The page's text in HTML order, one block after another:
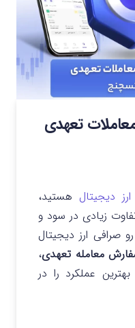
تعهدی
ارز دیجیتال هستید،
زیادی در سود و
صرافی ارز دیجیتال
معامله تعهدی،
عملکرد را در